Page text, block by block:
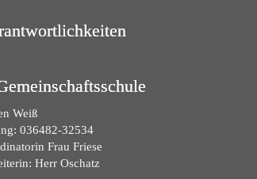
Weiß
036482-32534
Frau Friese
Herr Oschatz